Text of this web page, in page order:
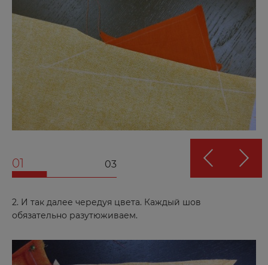
01 03
2. И так далее чередуя цвета. Каждый шов
обязательно разутюживаем.